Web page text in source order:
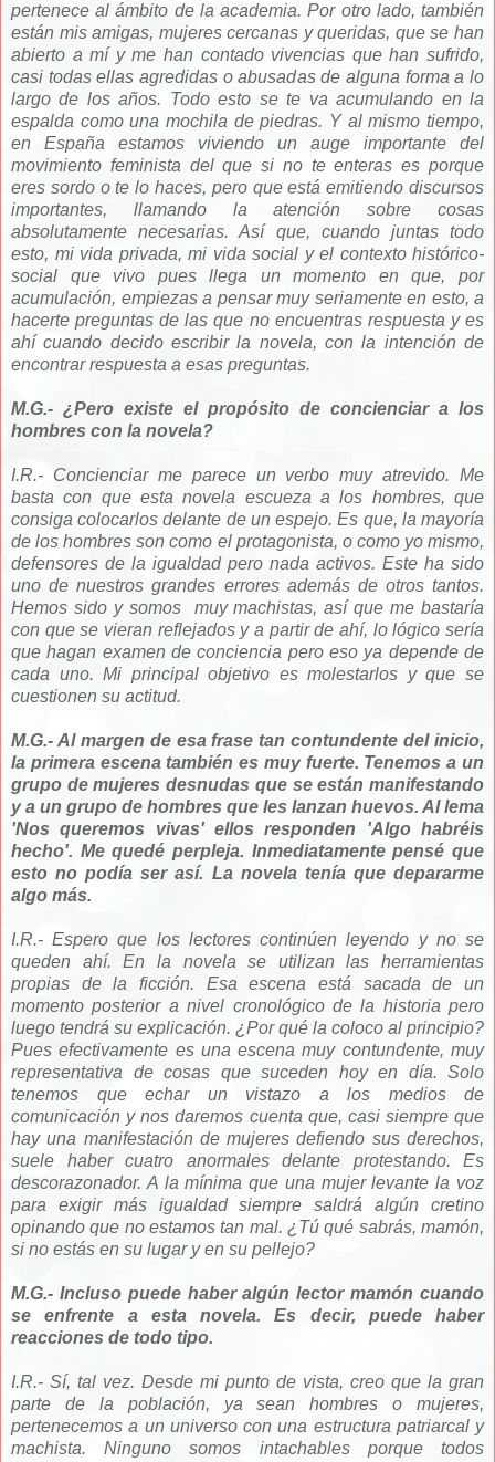
pertenece al ámbito de la academia. Por otro lado, también
están mis amigas, mujeres cercanas y queridas, que se han
abierto a mí y me han contado vivencias que han sufrido,
casi todas ellas agredidas o abusadas de alguna forma a lo
largo de los años. Todo esto se te va acumulando en la
espalda como una mochila de piedras. Y al mismo tiempo,
en España estamos viviendo un auge importante del
movimiento feminista del que si no te enteras es porque
eres sordo o te lo haces, pero que está emitiendo discursos
importantes, llamando la atención sobre cosas
absolutamente necesarias. Así que, cuando juntas todo
esto, mi vida privada, mi vida social y el contexto histórico-
social que vivo pues llega un momento en que, por
acumulación, empiezas a pensar muy seriamente en esto, a
hacerte preguntas de las que no encuentras respuesta y es
ahí cuando decido escribir la novela, con la intención de
encontrar respuesta a esas preguntas.
M.G.- ¿Pero existe el propósito de concienciar a los
hombres con la novela?
I.R.- Concienciar me parece un verbo muy atrevido. Me
basta con que esta novela escueza a los hombres, que
consiga colocarlos delante de un espejo. Es que, la mayoría
de los hombres son como el protagonista, o como yo mismo,
defensores de la igualdad pero nada activos. Este ha sido
uno de nuestros grandes errores además de otros tantos.
Hemos sido y somos muy machistas, así que me bastaría
con que se vieran reflejados y a partir de ahí, lo lógico sería
que hagan examen de conciencia pero eso ya depende de
cada uno. Mi principal objetivo es molestarlos y que se
cuestionen su actitud.
M.G.- Al margen de esa frase tan contundente del inicio,
la primera escena también es muy fuerte. Tenemos a un
grupo de mujeres desnudas que se están manifestando
y a un grupo de hombres que les lanzan huevos. Al lema
'Nos queremos vivas' ellos responden 'Algo habréis
hecho'. Me quedé perpleja. Inmediatamente pensé que
esto no podía ser así. La novela tenía que depararme
algo más.
I.R.- Espero que los lectores continúen leyendo y no se
queden ahí. En la novela se utilizan las herramientas
propias de la ficción. Esa escena está sacada de un
momento posterior a nivel cronológico de la historia pero
luego tendrá su explicación. ¿Por qué la coloco al principio?
Pues efectivamente es una escena muy contundente, muy
representativa de cosas que suceden hoy en día. Solo
tenemos que echar un vistazo a los medios de
comunicación y nos daremos cuenta que, casi siempre que
hay una manifestación de mujeres defiendo sus derechos,
suele haber cuatro anormales delante protestando. Es
descorazonador. A la mínima que una mujer levante la voz
para exigir más igualdad siempre saldrá algún cretino
opinando que no estamos tan mal. ¿Tú qué sabrás, mamón,
si no estás en su lugar y en su pellejo?
M.G.- Incluso puede haber algún lector mamón cuando
se enfrente a esta novela. Es decir, puede haber
reacciones de todo tipo.
I.R.- Sí, tal vez. Desde mi punto de vista, creo que la gran
parte de la población, ya sean hombres o mujeres,
pertenecemos a un universo con una estructura patriarcal y
machista. Ninguno somos intachables porque todos